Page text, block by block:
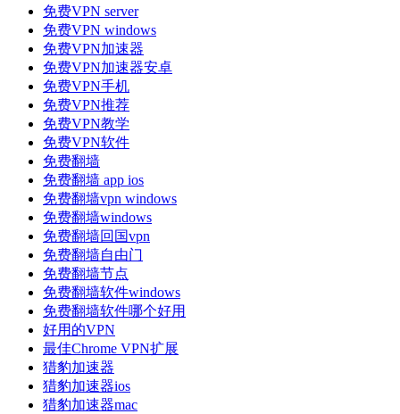
免费VPN server
免费VPN windows
免费VPN加速器
免费VPN加速器安卓
免费VPN手机
免费VPN推荐
免费VPN教学
免费VPN软件
免费翻墙
免费翻墙 app ios
免费翻墙vpn windows
免费翻墙windows
免费翻墙回国vpn
免费翻墙自由门
免费翻墙节点
免费翻墙软件windows
免费翻墙软件哪个好用
好用的VPN
最佳Chrome VPN扩展
猎豹加速器
猎豹加速器ios
猎豹加速器mac